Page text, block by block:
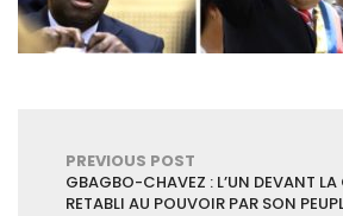
PREVIOUS POST
GBAGBO-CHAVEZ : L’UN DEVANT LA
RETABLI AU POUVOIR PAR SON